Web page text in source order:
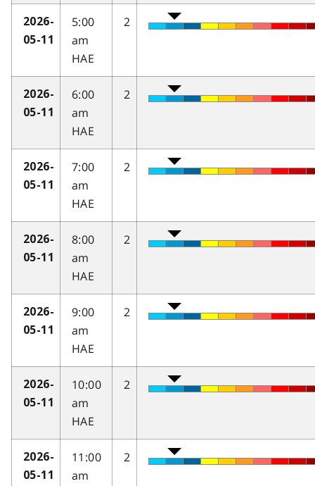
2026-
05-11
5:00
am
HAE
2
2026-
05-11
6:00
am
HAE
2
2026-
05-11
7:00
am
HAE
2
2026-
05-11
8:00
am
HAE
2
2026-
05-11
9:00
am
HAE
2
2026-
05-11
10:00
am
HAE
2
2026-
05-11
11:00
am
2